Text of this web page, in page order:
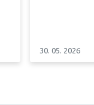
30. 05. 2026